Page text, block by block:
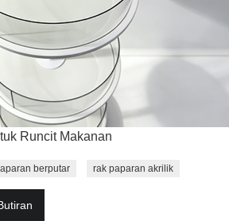
Runcit Makanan
berputar rak paparan akrilik